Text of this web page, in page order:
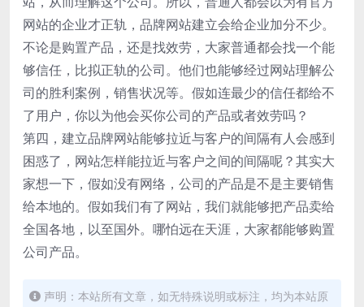
网站的企业才正轨，品牌网站建立会给企业加分不少。
不论是购置产品，还是找效劳，大家普通都会找一个能
够信任，比拟正轨的公司。他们也能够经过网站理解公
司的胜利案例，销售状况等。假如连最少的信任都给不
了用户，你以为他会买你公司的产品或者效劳吗？
第四，建立品牌网站能够拉近与客户的间隔有人会感到
困惑了，网站怎样能拉近与客户之间的间隔呢？其实大
家想一下，假如没有网络，公司的产品是不是主要销售
给本地的。假如我们有了网站，我们就能够把产品卖给
全国各地，以至国外。哪怕远在天涯，大家都能够购置
公司产品。
声明：本站所有文章，如无特殊说明或标注，均为本站原